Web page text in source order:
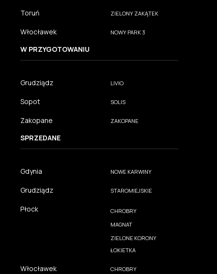
Toruń ZIELONY ZAKĄTEK
Włocławek NOWY PARK 3
W PRZYGOTOWANIU
Grudziądz LIVIO
Sopot SOLIS
Zakopane ZAKOPANE
SPRZEDANE
Gdynia NOWE KARWINY
Grudziądz STAROMIEJSKIE
Płock
CHROBRY
MAGNAT
ZIELONE KORONY
ŁOKIETKA
Włocławek
CHROBRY